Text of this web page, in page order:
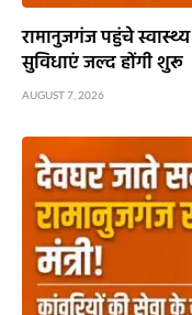
रामानुजगंज पहुंचे
सुविधाएं जल्द होंगी शुरू
AUGUST 7, 2026